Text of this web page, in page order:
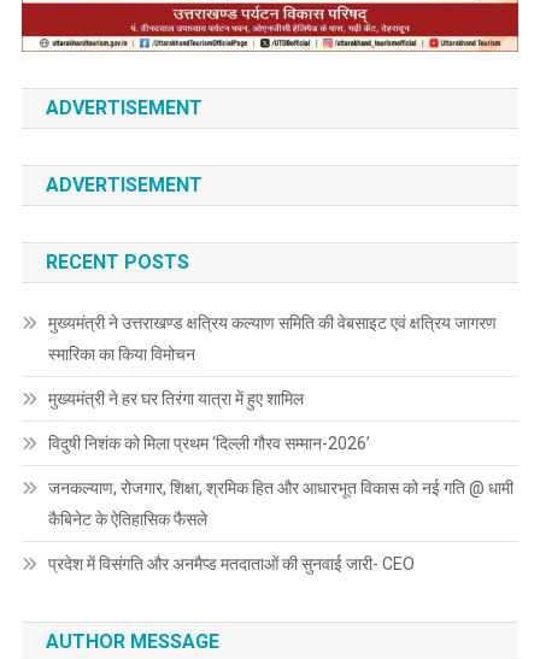
ADVERTISEMENT
ADVERTISEMENT
RECENT POSTS
मुख्यमंत्री ने उत्तराखण्ड क्षत्रिय कल्याण समिति की वेबसाइट एवं क्षत्रिय जागरण
स्मारिका का किया विमोचन
मुख्यमंत्री ने हर घर तिरंगा यात्रा में हुए शामिल
विदुषी निशंक को मिला प्रथम ‘दिल्ली गौरव सम्मान-2026’
जनकल्याण, रोजगार, शिक्षा, श्रमिक हित और आधारभूत विकास को नई गति @ धामी
कैबिनेट के ऐतिहासिक फैसले
प्रदेश में विसंगति और अनमैप्ड मतदाताओं की सुनवाई जारी- CEO
AUTHOR MESSAGE